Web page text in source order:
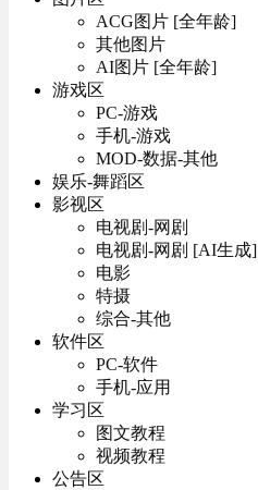
ACG图片 [全年龄]
其他图片
AI图片 [全年龄]
游戏区
PC-游戏
手机-游戏
MOD-数据-其他
娱乐-舞蹈区
影视区
电视剧-网剧
电视剧-网剧 [AI生成]
电影
特摄
综合-其他
软件区
PC-软件
手机-应用
学习区
图文教程
视频教程
公告区